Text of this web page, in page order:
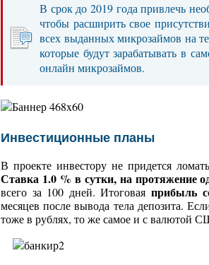
В срок до 2019 года привлечь
чтобы расширить свое
всех выданных микрозаймов на
которые будут зарабатывать в
онлайн микрозаймов.
Инвестиционные планы
В проекте инвестору не придется
Ставка 1.0 % в сутки, на протяжение
всего за 100 дней. Итоговая прибыль
месяцев после вывода тела депозита.
тоже в рублях, то же самое и с валютой